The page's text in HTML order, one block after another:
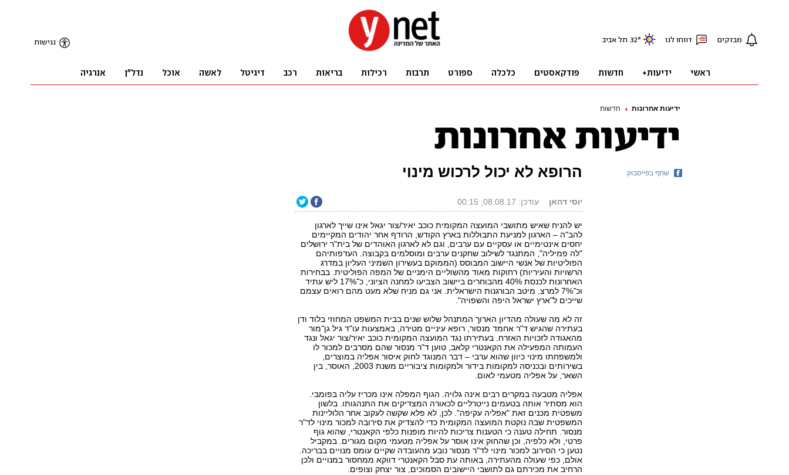
ידיעות אחרונות חדשות
הרופא לא יכול לרכוש מינוי
יוסי דהאן עודכן: 08.08.17, 00:15
יש להניח שאיש מתושבי המועצה המקומית כוכב יאיר/צור יגאל אינו שייך לארגון
להב"ה – הארגון למניעת התבוללות בארץ הקודש, הרודף אחר יהודים המקיימים
יחסים אינטימיים או עסקיים עם ערבים, וגם לא לארגון האוהדים של בית"ר ירושלים
"לה פמיליה", המתנגד לשילוב שחקנים ערבים ומוסלמים בקבוצה. העדפותיהם
הפוליטיות של אנשי היישוב המבוסס (הממוקם בעשירון השמיני העליון במדרג
הרשויות והעיריות) רחוקות מאוד מהשוליים הימניים של המפה הפוליטית. בבחירות
האחרונות לכנסת 40% מהבוחרים ביישוב הצביעו למחנה הציוני, כ־17% ליש עתיד
וכ־7% למרצ. מיטב הבורגנות הישראלית. אני גם מניח שלא מעט מהם רואים עצמם
שייכים ל"ארץ ישראל היפה והשפויה".
זה לא מה שעולה מהדיון הארוך המתנהל שלוש שנים בבית המשפט המחוזי בלוד ודן
בעתירה שהגיש ד"ר אחמד מנסור, רופא עיניים מטירה, באמצעות עו"ד גיל גן־מור
מהאגודה לזכויות האזרח. בעתירתו נגד המועצה המקומית כוכב יאיר/צור יגאל ונגד
העמותה המפעילה את הקאנטרי קלאב, טוען ד"ר מנסור שהם מסרבים למכור לו
ולמשפחתו מינוי כיוון שהוא ערבי – דבר המנוגד לחוק איסור אפליה במוצרים,
בשירותים ובכניסה למקומות בידור ולמקומות ציבוריים משנת 2003, האוסר, בין
השאר, על אפליה מטעמי לאום.
אפליה מטבעה במקרים רבים אינה גלויה. הגוף המפלה אינו מכריז עליה בפומבי.
הוא מסתיר אותה בטעמים נייטרליים לכאורה המצדיקים את התנהגותו. בלשון
משפטית מכנים זאת "אפליה עקיפה". לכן, לא פלא שקשה לעקוב אחר הלוליינות
המשפטית שבה נוקטת המועצה המקומית כדי להצדיק את סירובה למכור מינוי לד"ר
מנסור. תחילה טענה כי הטענות צריכות להיות מופנות כלפי הקאנטרי, שהוא גוף
פרטי, ולא כלפיה, וכן שהחוק אינו אוסר על אפליה מטעמי מקום מגורים. במקביל
נטען כי הסירוב למכור מינוי לד"ר מנסור נובע מהעובדה שקיים עומס מנויים בבריכה.
אולם, כפי שעולה מהעתירה, באותה עת סבל הקאנטרי דווקא ממחסור במנויים ולכן
הרחיב את מכירתם גם לתושבי היישובים הסמוכים, צור יצחק וצופים.
שתף בפייסבוק